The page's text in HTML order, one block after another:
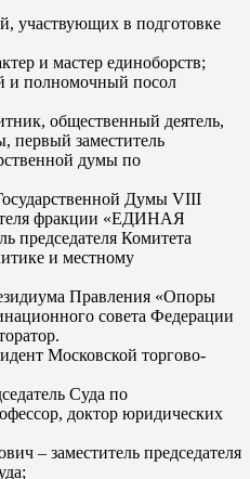
участвующих в подготовке
и мастер единоборств;
и полномочный посол
общественный деятель,
первый заместитель
думы по
Думы VIII
фракции «ЕДИНАЯ
Комитета
и местному
Правления «Опоры
совета Федерации
Московской торгово-
Суда по
доктор юридических
– заместитель председателя